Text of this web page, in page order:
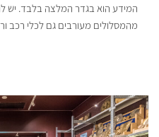
המידע הוא בגדר המלצה בלבד. יש
מהמסלולים מעורבים גם לכלי רכב
ק"מ נקודת התחלה וסיום: ניתן
בארי ויער שוקדה (המסלול הינו
אזור הטיול: המסלול עובר בפינות
משולט בשטח באמצעות עמודי עץ
אופניים במרכזו. תקציר המסלול: *